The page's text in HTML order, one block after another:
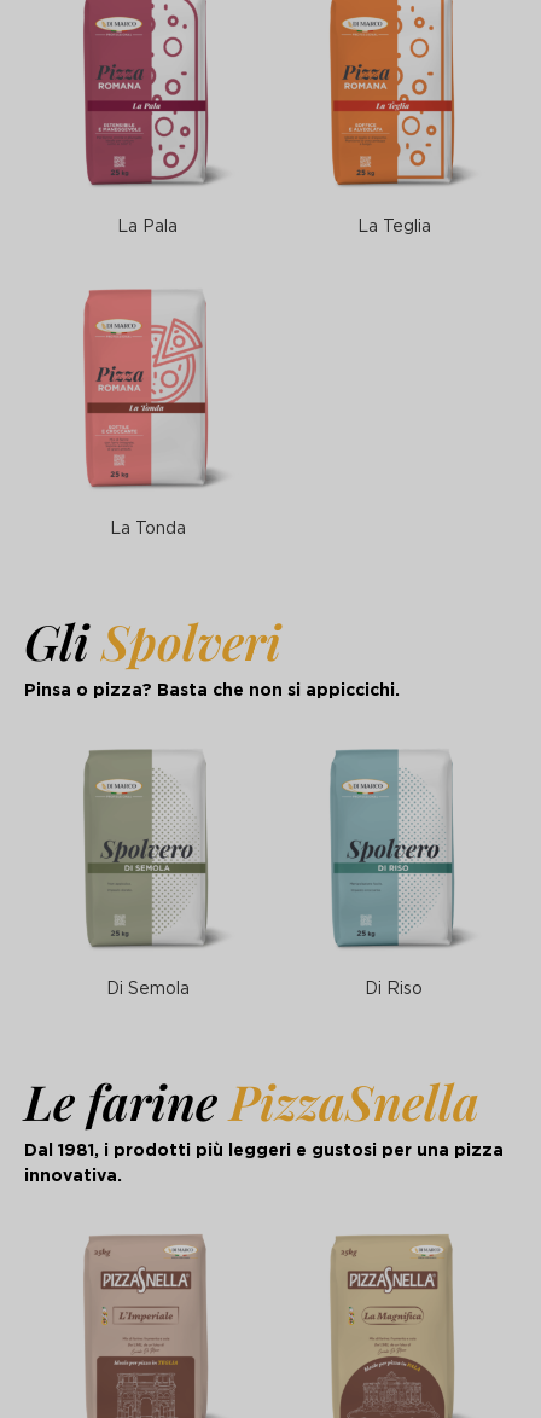
La Pala La Teglia
La Tonda
GliSpolveri
Pinsa o pizza? Basta che non si appiccichi.
Di Semola Di Riso
Le farine PizzaSnella
Dal 1981, i prodotti più leggeri e gustosi per una pizza
innovativa.